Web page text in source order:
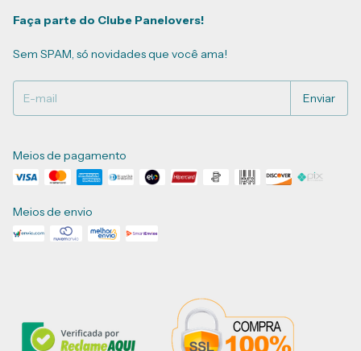
Faça parte do Clube Panelovers!
Sem SPAM, só novidades que você ama!
Meios de pagamento
Meios de envio